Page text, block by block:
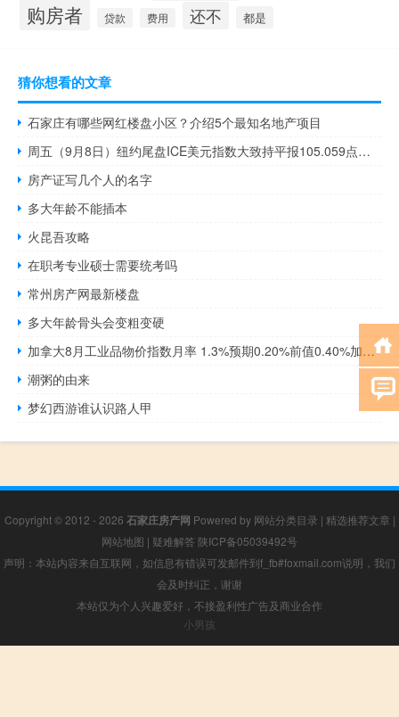
购房者 贷款 费用 还不 都是
猜你想看的文章
石家庄有哪些网红楼盘小区？介绍5个最知名地产项目
周五（9月8日）纽约尾盘ICE美元指数大致持平报105.059点日内交投区间为105.096-104.663点本周累计上涨0.79%连续第八周上涨彭博美元指数至少创2005年以来最长连涨周数
房产证写几个人的名字
多大年龄不能插本
火昆吾攻略
在职考专业硕士需要统考吗
常州房产网最新楼盘
多大年龄骨头会变粗变硬
加拿大8月工业品物价指数月率 1.3%预期0.20%前值0.40%加拿大8月工业品物价指数年率 -0.5%前值-2.7%
潮粥的由来
梦幻西游谁认识路人甲
Copyright © 2012 - 2026 石家庄房产网 Powered by 网站分类目录 | 精选推荐文章 |
网站地图 | 疑难解答 陕ICP备05039492号
声明：本站内容来自互联网，如信息有错误可发邮件到f_fb#foxmail.com说明，我们
会及时纠正，谢谢
本站仅为个人兴趣爱好，不接盈利性广告及商业合作
小男孩